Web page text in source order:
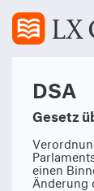
DSA
Gesetz
einen
Änderung
Art. 27
Abschnitt 4
die
Art. 29